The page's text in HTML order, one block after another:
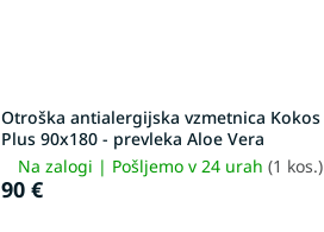
Otroška antialergijska vzmetnica Kokos
Plus 90x180 - prevleka Aloe Vera
Na zalogi | Pošljemo v 24 urah(1 kos.)
90 €